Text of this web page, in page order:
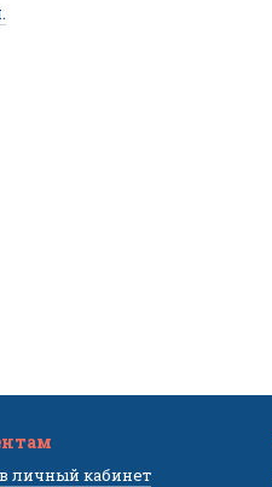
личный кабинет